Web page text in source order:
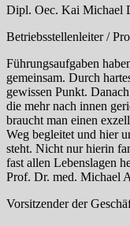
Dipl. Oec. Kai Michael
Betriebsstellenleiter /
Führungsaufgaben
gemeinsam. Durch
gewissen Punkt.
die mehr nach innen
braucht man einen
Weg begleitet und hier
steht. Nicht nur hierin
fast allen Lebenslagen
Prof. Dr. med. Michael
Vorsitzender der